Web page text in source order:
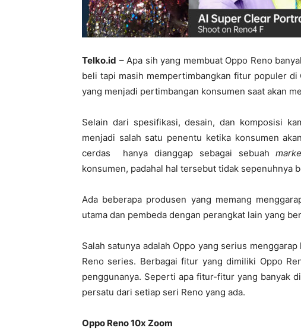
Telko.id – Apa sih yang membuat Oppo Reno
beli tapi masih mempertimbangkan fitur populer di
yang menjadi pertimbangan konsumen saat akan
Selain dari spesifikasi, desain, dan komposisi
menjadi salah satu penentu ketika konsumen
cerdas hanya dianggap sebagai sebuah
konsumen, padahal hal tersebut tidak sepenuhnya
Ada beberapa produsen yang memang
utama dan pembeda dengan perangkat lain yang
Salah satunya adalah Oppo yang serius
Reno series. Berbagai fitur yang dimiliki Oppo
penggunanya. Seperti apa fitur-fitur yang banyak
persatu dari setiap seri Reno yang ada.
Oppo Reno 10x Zoom